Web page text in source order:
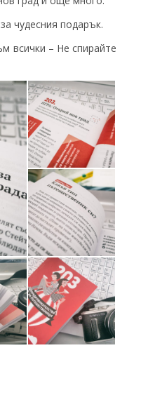
чудесния подарък.
всички – Не спирайте